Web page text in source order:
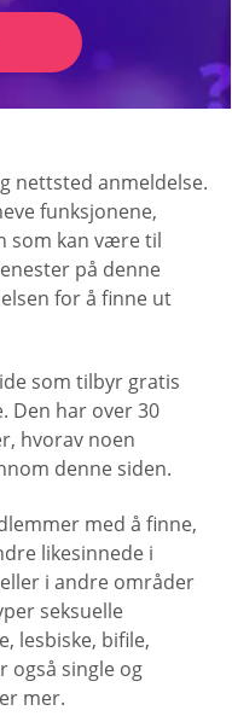
nettsted anmeldelse.
funksjonene,
som kan være til
på denne
for å finne ut
som tilbyr gratis
Den har over 30
hvorav noen
denne siden.
med å finne,
likesinnede i
i andre områder
seksuelle
lesbiske, bifile,
også single og
mer.